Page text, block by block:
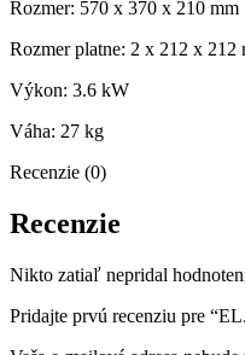
Rozmer: 570 x 370 x 210 mm
Rozmer platne: 2 x 212 x 212
Výkon: 3.6 kW
Váha: 27 kg
Recenzie (0)
Recenzie
Nikto zatiaľ nepridal
Pridajte prvú recenziu pre